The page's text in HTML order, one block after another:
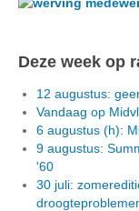
Deze week op
12 augustus:
Vandaag op
6 augustus (h):
9 augustus:
'60
30 juli: